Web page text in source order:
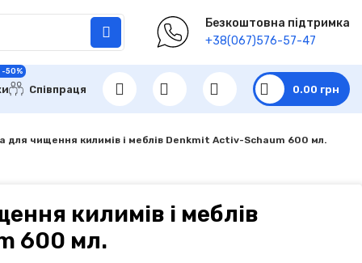
Безкоштовна підтримка
+38(067)576-57-47
50%
Співпраця 0.00 грн
для чищення килимів і меблів Denkmit Activ-Schaum 600 мл.
килимів і меблів
600 мл.